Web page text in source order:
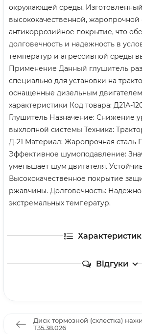
окружающей среды.
высококачественной, жаропрочной
антикоррозийное покрытие, что
долговечность и надежность в
температур и агрессивной среды
Применение Данный глушитель
специально для установки на
оснащенные дизельным
характеристики Код товара: Д21А-
Глушитель Назначение: Снижение
выхлопной системы Техника:
Д-21 Материал: Жаропрочная сталь
Эффективное шумоподавление:
уменьшает шум двигателя.
Высококачественное покрытие
ржавчины. Долговечность:
экстремальных температур.
Відгуки
Диск тормозной (схлестка)
Т35.38.026